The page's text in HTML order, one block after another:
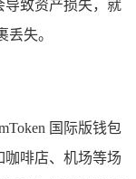
导致资产损失，就
失。
国际版钱包
咖啡店、机场等场